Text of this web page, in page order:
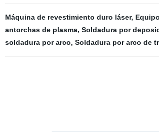
Máquina de revestimiento duro láser,
antorchas de plasma, Soldadura por
soldadura por arco, Soldadura por arco de